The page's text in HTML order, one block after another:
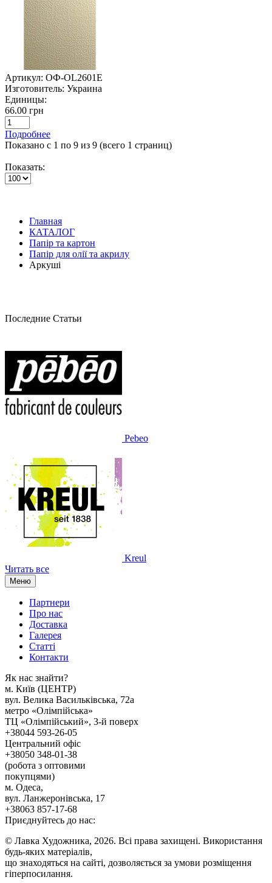
Артикул: ОФ-OL2601E
Изготовитель: Украина
Единицы:
66.00 грн
Подробнее
Показано с 1 по 9 из 9 (всего 1 страниц)
Показать:
Главная
КАТАЛОГ
Папір та картон
Папір для олії та акрилу
Аркуші
Последние Статьи
Pebeo
Kreul
Читать все
Меню
Партнери
Про нас
Доставка
Галерея
Статтi
Контакти
Як наc знайти?
м. Киïв (ЦЕНТР)
вул. Велика Васильківська, 72а
метро «Олімпійська»
ТЦ «Олімпійський», 3-й поверх
+38044 593-26-05
Центральний офіс
+38050 348-01-38
(робота з оптовими
покупцями)
м. Одеса,
вул. Ланжеронівська, 17
+38063 857-17-68
Приєднуйтесь до нас:
© Лавка Художника, 2026. Всі права захищені. Використання
будь-яких матеріалів,
що знаходяться на сайті, дозволяється за умови розміщення
гіперпосилання.